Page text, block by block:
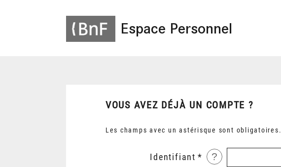
Espace Personnel
VOUS AVEZ DÉJÀ UN COMPTE ?
Les champs avec un astérisque sont obligatoires.
Identifiant ?